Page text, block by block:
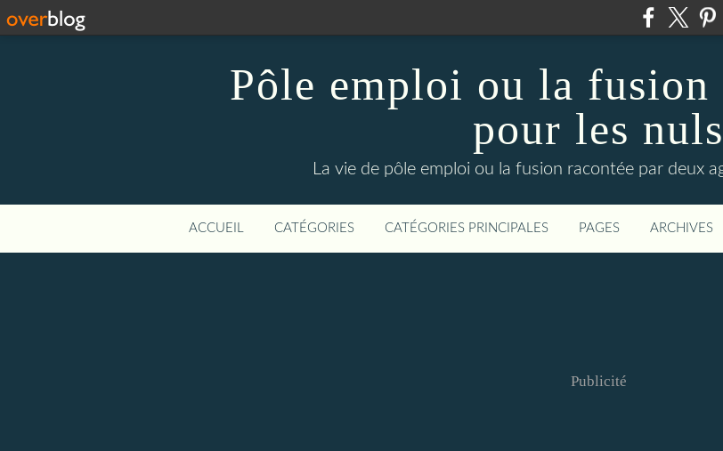
Pôle emploi ou la fusion
pour les nuls
La vie de pôle emploi ou la fusion racontée par deux
ACCUEIL CATÉGORIES CATÉGORIES PRINCIPALES PAGES ARCHIVES
Publicité